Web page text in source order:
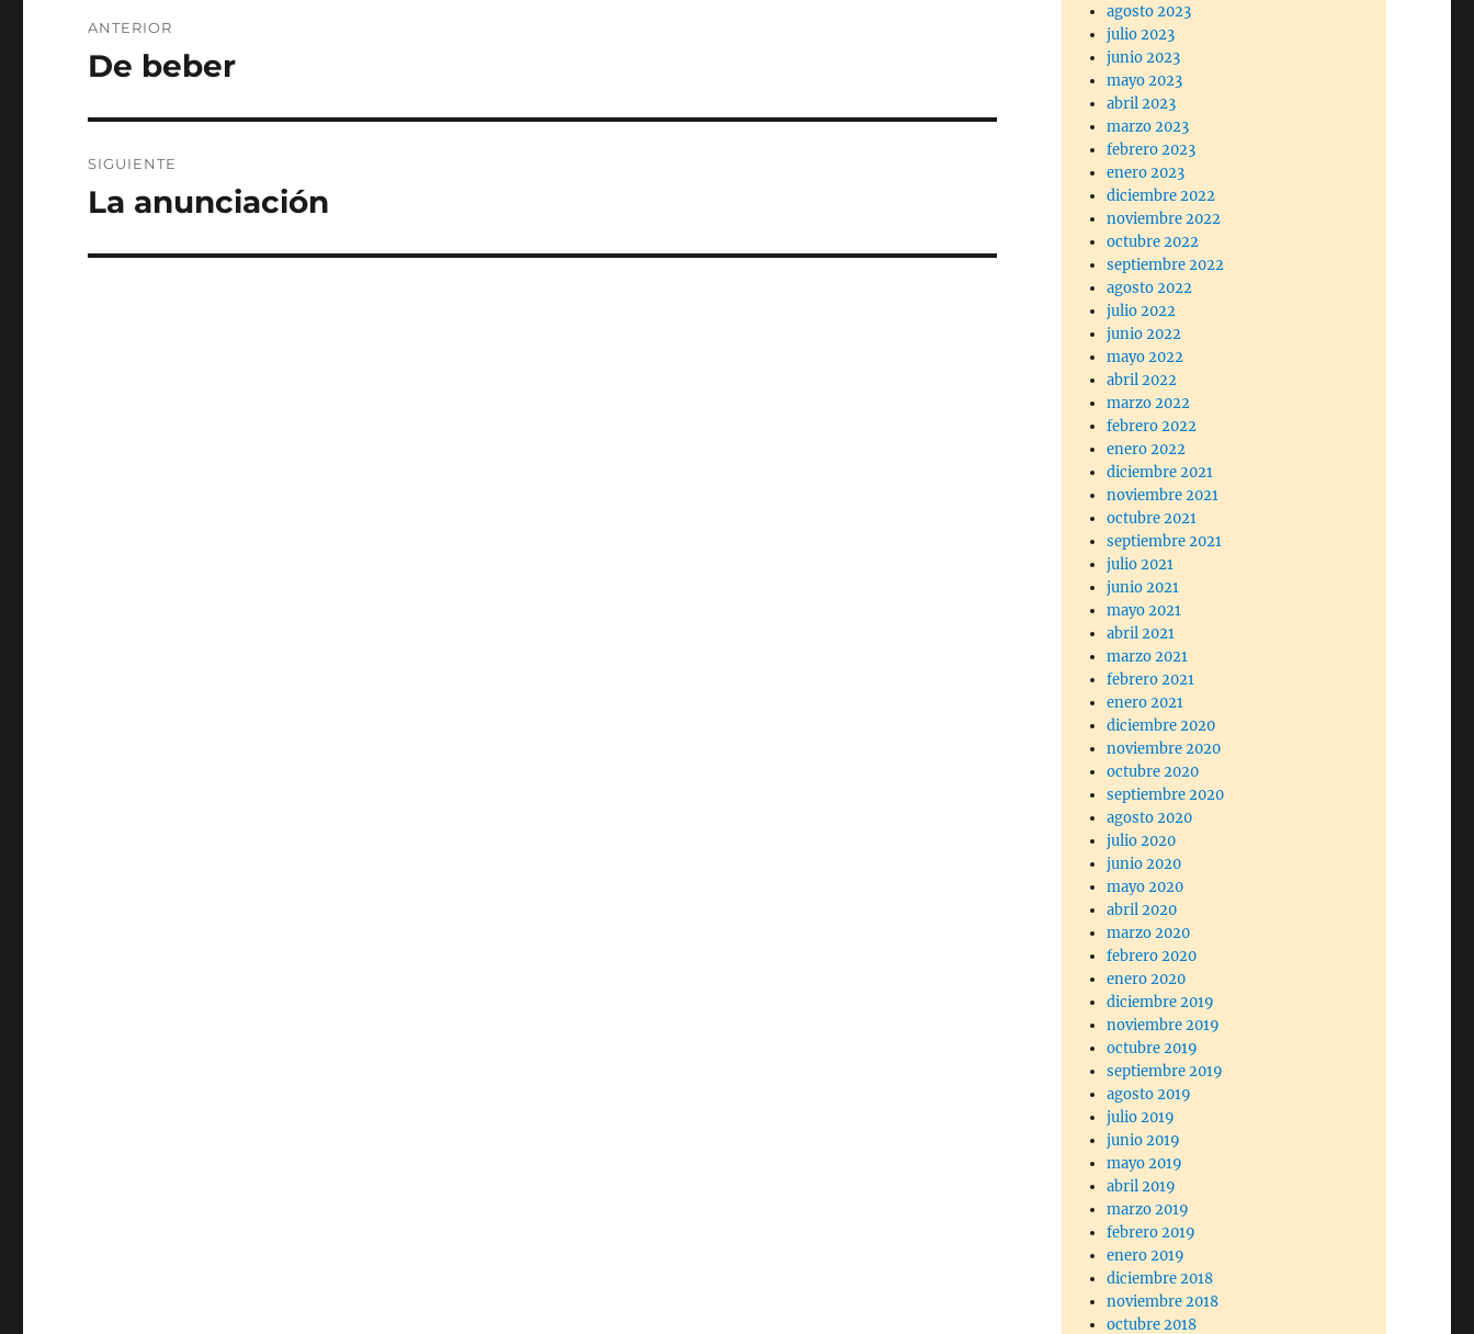
de
ANTERIOR
Entrada
De beber
SIGUIENTE
Entrada
La anunciación
agosto 2023
julio 2023
junio 2023
mayo 2023
abril 2023
marzo 2023
febrero 2023
enero 2023
diciembre 2022
noviembre 2022
octubre 2022
septiembre 2022
agosto 2022
julio 2022
junio 2022
mayo 2022
abril 2022
marzo 2022
febrero 2022
enero 2022
diciembre 2021
noviembre 2021
octubre 2021
septiembre 2021
julio 2021
junio 2021
mayo 2021
abril 2021
marzo 2021
febrero 2021
enero 2021
diciembre 2020
noviembre 2020
octubre 2020
septiembre 2020
agosto 2020
julio 2020
junio 2020
mayo 2020
abril 2020
marzo 2020
febrero 2020
enero 2020
diciembre 2019
noviembre 2019
octubre 2019
septiembre 2019
agosto 2019
julio 2019
junio 2019
mayo 2019
abril 2019
marzo 2019
febrero 2019
enero 2019
diciembre 2018
noviembre 2018
octubre 2018